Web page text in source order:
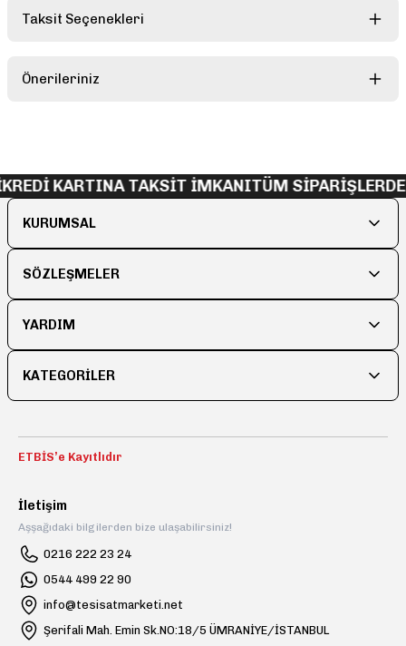
Taksit Seçenekleri
Önerileriniz
Görüş ve önerileriniz için teşekkür ederiz.
Ürün resmi kalitesiz, bozuk veya görüntülenemiyor.
Ürün bilgilerinde hatalar bulunuyor.
Ürün fiyatı diğer sitelerden daha pahalı.
Bu ürüne benzer farklı alternatifler olmalı.
KARTINA TAKSİT İMKANITÜM SİPARİŞLERDE
KURUMSAL
SÖZLEŞMELER
YARDIM
KATEGORİLER
ETBİS’e Kayıtlıdır
İletişim
Aşşağıdaki bilgilerden bize ulaşabilirsiniz!
0216 222 23 24
0544 499 22 90
info@tesisatmarketi.net
Şerifali Mah. Emin Sk.NO:18/5 ÜMRANİYE/İSTANBUL